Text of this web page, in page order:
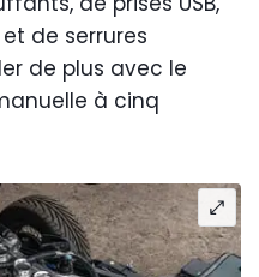
de serrures
de plus avec le
à cinq